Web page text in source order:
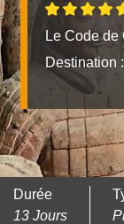
Le Code
Destination :
Durée
13 Jours